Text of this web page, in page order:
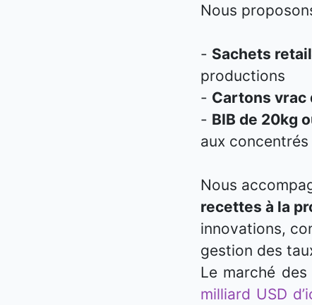
Nous
- Sachets
productions
- Cartons vrac
- BIB de 20kg
aux concentrés
Nous
recettes à la
innovations,
gestion des
Le marché
milliard USD